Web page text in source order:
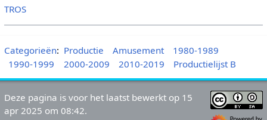
TROS
Categorieën: Productie Amusement
1980-1989
1990-1999
2000-2009 2010-2019 Productielijst B
Deze pagina is voor het laatst bewerkt op 15
apr 2025 om 08:42.